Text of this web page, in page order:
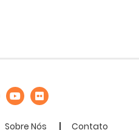
Sobre Nós Contato